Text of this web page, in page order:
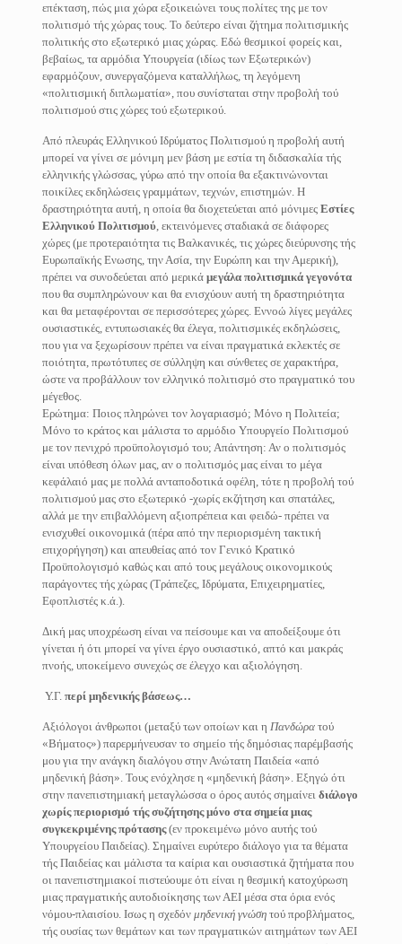
επέκταση, πώς μια χώρα εξοικειώνει τους πολίτες της με τον
πολιτισμό τής χώρας τους. Το δεύτερο είναι ζήτημα πολιτισμικής
πολιτικής στο εξωτερικό μιας χώρας. Εδώ θεσμικοί φορείς και,
βεβαίως, τα αρμόδια Υπουργεία (ιδίως των Εξωτερικών)
εφαρμόζουν, συνεργαζόμενα καταλλήλως, τη λεγόμενη
«πολιτισμική διπλωματία», που συνίσταται στην προβολή τού
πολιτισμού στις χώρες τού εξωτερικού.
Από πλευράς Ελληνικού Ιδρύματος Πολιτισμού η προβολή αυτή
μπορεί να γίνει σε μόνιμη μεν βάση με εστία τη διδασκαλία τής
ελληνικής γλώσσας, γύρω από την οποία θα εξακτινώνονται
ποικίλες εκδηλώσεις γραμμάτων, τεχνών, επιστημών. Η
δραστηριότητα αυτή, η οποία θα διοχετεύεται από μόνιμες Εστίες
Ελληνικού Πολιτισμού, εκτεινόμενες σταδιακά σε διάφορες
χώρες (με προτεραιότητα τις Βαλκανικές, τις χώρες διεύρυνσης τής
Ευρωπαϊκής Ενωσης, την Ασία, την Ευρώπη και την Αμερική),
πρέπει να συνοδεύεται από μερικά μεγάλα πολιτισμικά γεγονότα
που θα συμπληρώνουν και θα ενισχύουν αυτή τη δραστηριότητα
και θα μεταφέρονται σε περισσότερες χώρες. Εννοώ λίγες μεγάλες
ουσιαστικές, εντυπωσιακές θα έλεγα, πολιτισμικές εκδηλώσεις,
που για να ξεχωρίσουν πρέπει να είναι πραγματικά εκλεκτές σε
ποιότητα, πρωτότυπες σε σύλληψη και σύνθετες σε χαρακτήρα,
ώστε να προβάλλουν τον ελληνικό πολιτισμό στο πραγματικό του
μέγεθος.
Ερώτημα: Ποιος πληρώνει τον λογαριασμό; Μόνο η Πολιτεία;
Μόνο το κράτος και μάλιστα το αρμόδιο Υπουργείο Πολιτισμού
με τον πενιχρό προϋπολογισμό του; Απάντηση: Αν ο πολιτισμός
είναι υπόθεση όλων μας, αν ο πολιτισμός μας είναι το μέγα
κεφάλαιό μας με πολλά ανταποδοτικά οφέλη, τότε η προβολή τού
πολιτισμού μας στο εξωτερικό -χωρίς εκζήτηση και σπατάλες,
αλλά με την επιβαλλόμενη αξιοπρέπεια και φειδώ- πρέπει να
ενισχυθεί οικονομικά (πέρα από την περιορισμένη τακτική
επιχορήγηση) και απευθείας από τον Γενικό Κρατικό
Προϋπολογισμό καθώς και από τους μεγάλους οικονομικούς
παράγοντες τής χώρας (Τράπεζες, Ιδρύματα, Επιχειρηματίες,
Εφοπλιστές κ.ά.).
Δική μας υποχρέωση είναι να πείσουμε και να αποδείξουμε ότι
γίνεται ή ότι μπορεί να γίνει έργο ουσιαστικό, απτό και μακράς
πνοής, υποκείμενο συνεχώς σε έλεγχο και αξιολόγηση.
Υ.Γ. περί μηδενικής βάσεως…
Αξιόλογοι άνθρωποι (μεταξύ των οποίων και η Πανδώρατού
«Βήματος») παρερμήνευσαν το σημείο τής δημόσιας παρέμβασής
μου για την ανάγκη διαλόγου στην Ανώτατη Παιδεία «από
μηδενική βάση». Τους ενόχλησε η «μηδενική βάση». Εξηγώ ότι
στην πανεπιστημιακή μεταγλώσσα ο όρος αυτός σημαίνει διάλογο
χωρίς περιορισμό τής συζήτησης μόνο στα σημεία μιας
συγκεκριμένης πρότασης(εν προκειμένω μόνο αυτής τού
Υπουργείου Παιδείας). Σημαίνει ευρύτερο διάλογο για τα θέματα
τής Παιδείας και μάλιστα τα καίρια και ουσιαστικά ζητήματα που
οι πανεπιστημιακοί πιστεύουμε ότι είναι η θεσμική κατοχύρωση
μιας πραγματικής αυτοδιοίκησης των ΑΕΙ μέσα στα όρια ενός
νόμου-πλαισίου. Ισως η σχεδόν μηδενική γνώσητού προβλήματος,
τής ουσίας των θεμάτων και των πραγματικών αιτημάτων των ΑΕΙ